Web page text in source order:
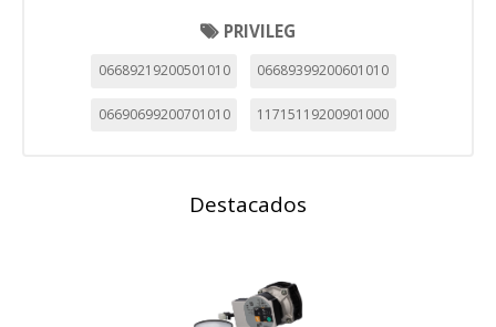
PRIVILEG
06689219200501010 06689399200601010
06690699200701010 11715119200901000
Destacados